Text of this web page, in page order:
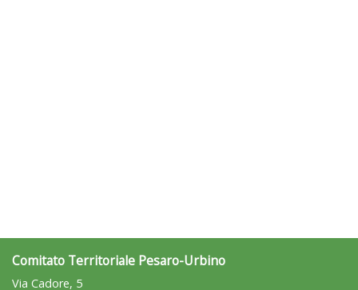
Comitato Territoriale Pesaro-Urbino
Via Cadore, 5